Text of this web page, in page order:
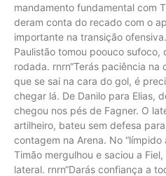
mandamento fundamental com
deram conta do recado com o
importante na transição
Paulistão tomou poouco sufoco,
rodada. rnrn“Terás paciência na
que se sai na cara do gol, é
chegar lá. De Danilo para Elias,
chegou nos pés de Fagner. O
artilheiro, bateu sem defesa
contagem na Arena. No
Timão mergulhou e saciou a
lateral. rnrn“Darás confiança a